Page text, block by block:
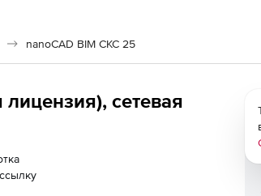
nanoCAD BIM СКС 25
сетевая